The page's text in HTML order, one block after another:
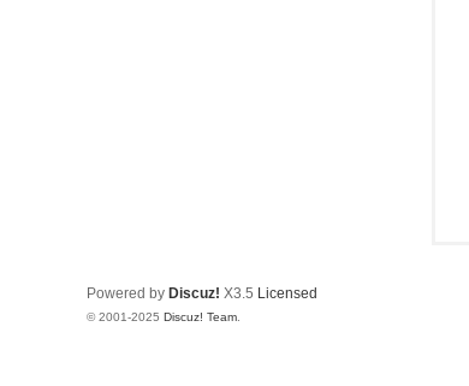
Powered by Discuz! X3.5 Licensed
© 2001-2025 Discuz! Team